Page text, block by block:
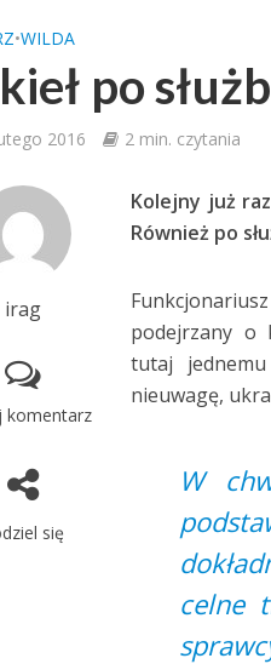
•WILDA
po
2016 2 min. czytania
irag
komentarz
się
Kolejny już
Również po
podejrzany o
tutaj
nieuwagę,
W
celne